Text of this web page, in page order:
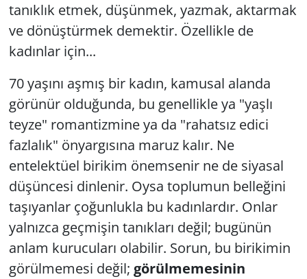
tanıklık etmek, düşünmek, yazmak, aktarmak
ve dönüştürmek demektir. Özellikle de
kadınlar için...
70 yaşını aşmış bir kadın, kamusal alanda
görünür olduğunda, bu genellikle ya "yaşlı
teyze" romantizmine ya da "rahatsız edici
fazlalık" önyargısına maruz kalır. Ne
entelektüel birikim önemsenir ne de siyasal
düşüncesi dinlenir. Oysa toplumun belleğini
taşıyanlar çoğunlukla bu kadınlardır. Onlar
yalnızca geçmişin tanıkları değil; bugünün
anlam kurucuları olabilir. Sorun, bu birikimin
görülmemesi değil; görülmemesinin
SİYASET
SPOR
Yerel